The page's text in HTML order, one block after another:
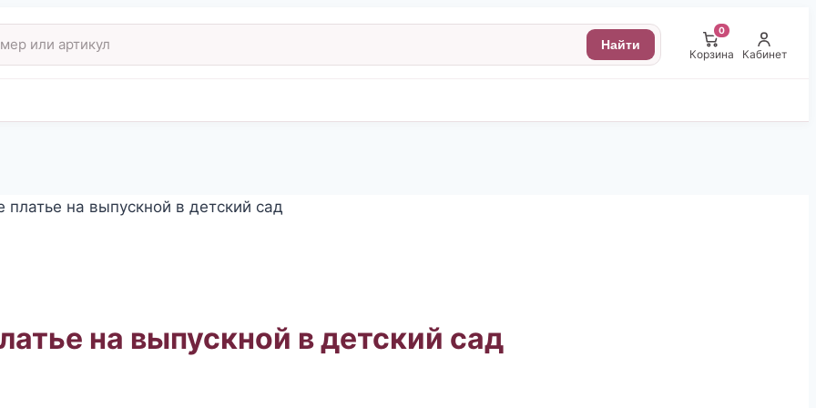
Найти
0
Корзина Кабинет
на выпускной в детский сад
на выпускной в детский сад